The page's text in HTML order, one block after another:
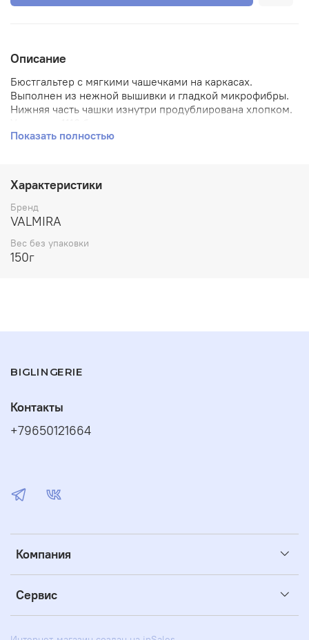
Описание
Бюстгальтер с мягкими чашечками на каркасах.
Выполнен из нежной вышивки и гладкой микрофибры.
Нижняя часть чашки изнутри продублирована хлопком.
бочок. Комфортная модель для пышной груди.
Показать полностью
Характеристики
Бренд
VALMIRA
Вес без упаковки
150г
BIGLINGERIE
Компания
Сервис
Контакты
+79650121664